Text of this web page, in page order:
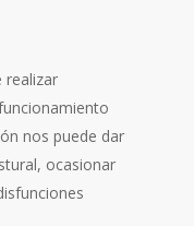
realizar
nos puede dar
ocasionar